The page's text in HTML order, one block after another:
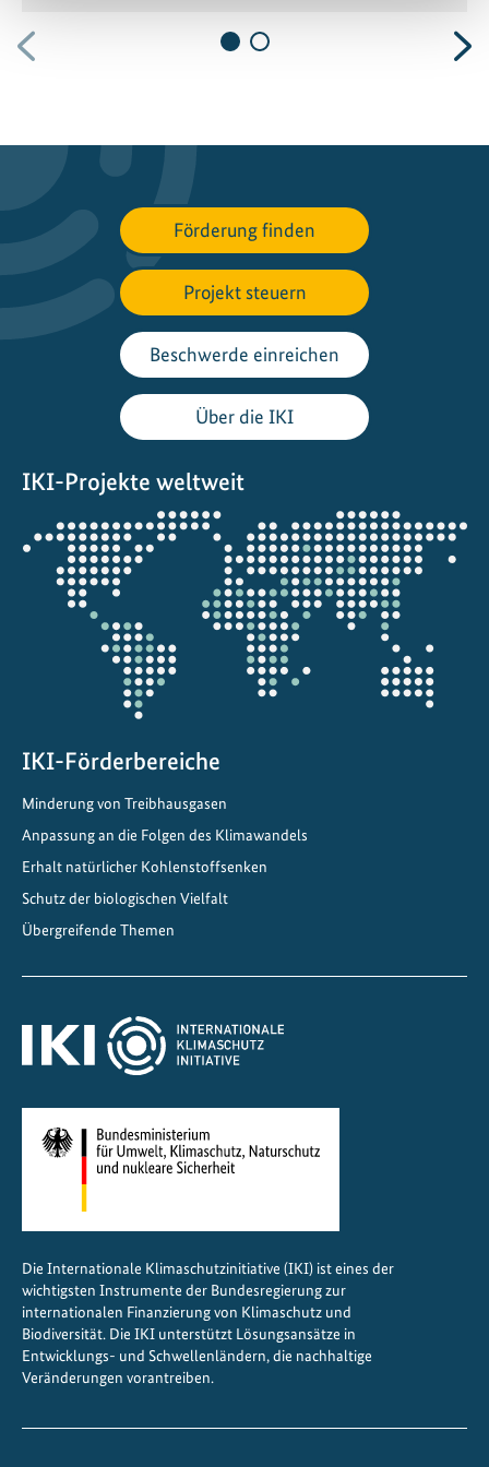
Vorherige
Förderung finden
Projekt steuern
Beschwerde einreichen
Über die IKI
IKI-Projekte weltweit
Öffnet
die
Projektkarte
IKI-Förderbereiche
Minderung von Treibhausgasen
Anpassung an die Folgen des Klimawandels
Erhalt natürlicher Kohlenstoffsenken
Schutz der biologischen Vielfalt
Übergreifende Themen
Die Internationale Klimaschutzinitiative (IKI) ist eines der
wichtigsten Instrumente der Bundesregierung zur
internationalen Finanzierung von Klimaschutz und
Biodiversität. Die IKI unterstützt Lösungsansätze in
Entwicklungs- und Schwellenländern, die nachhaltige
Veränderungen vorantreiben.